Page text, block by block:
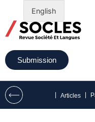
Submission
Articles
English